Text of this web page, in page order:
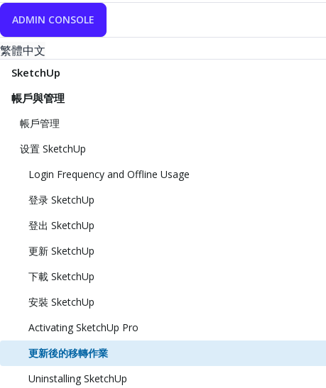
ADMIN CONSOLE
繁體中文
SketchUp
帳戶與管理
帳戶管理
设置 SketchUp
Login Frequency and Offline Usage
登录 SketchUp
登出 SketchUp
更新 SketchUp
下載 SketchUp
安裝 SketchUp
Activating SketchUp Pro
更新後的移轉作業
Uninstalling SketchUp